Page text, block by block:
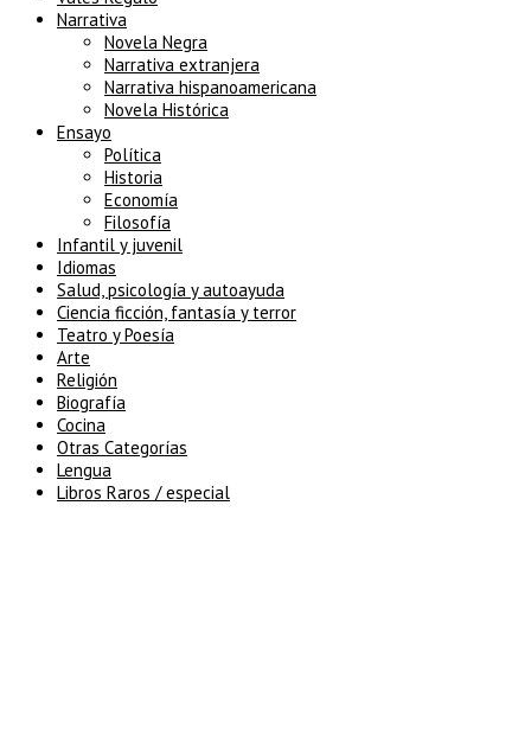
Narrativa
Novela Negra
Narrativa extranjera
Narrativa hispanoamericana
Novela Histórica
Ensayo
Política
Historia
Economía
Filosofía
Infantil y juvenil
Idiomas
Salud, psicología y autoayuda
Ciencia ficción, fantasía y terror
Teatro y Poesía
Arte
Religión
Biografía
Cocina
Otras Categorías
Lengua
Libros Raros / especial